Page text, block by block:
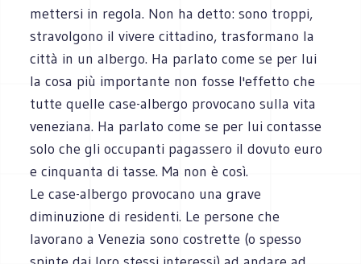
mettersi in regola. Non ha detto: sono troppi,
stravolgono il vivere cittadino, trasformano la
città in un albergo. Ha parlato come se per lui
la cosa più importante non fosse l'effetto che
tutte quelle case-albergo provocano sulla vita
veneziana. Ha parlato come se per lui contasse
solo che gli occupanti pagassero il dovuto euro
e cinquanta di tasse. Ma non è così.
Le case-albergo provocano una grave
diminuzione di residenti. Le persone che
lavorano a Venezia sono costrette (o spesso